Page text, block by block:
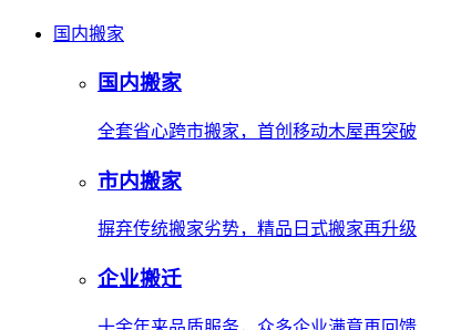
国内搬家
国内搬家
全套省心跨市搬家，首创移动木屋再突破
市内搬家
摒弃传统搬家劣势，精品日式搬家再升级
企业搬迁